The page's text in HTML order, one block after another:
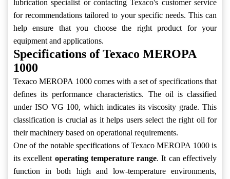
lubrication specialist or contacting Texaco's customer service
for recommendations tailored to your specific needs. This can
help ensure that you choose the right product for your
equipment and applications.
Specifications of Texaco MEROPA
1000
Texaco MEROPA 1000 comes with a set of specifications that
defines its performance characteristics. The oil is classified
under ISO VG 100, which indicates its viscosity grade. This
classification is crucial as it helps users select the right oil for
their machinery based on operational requirements.
One of the notable specifications of Texaco MEROPA 1000 is
its excellent operating temperature range. It can effectively
function in both high and low-temperature environments,